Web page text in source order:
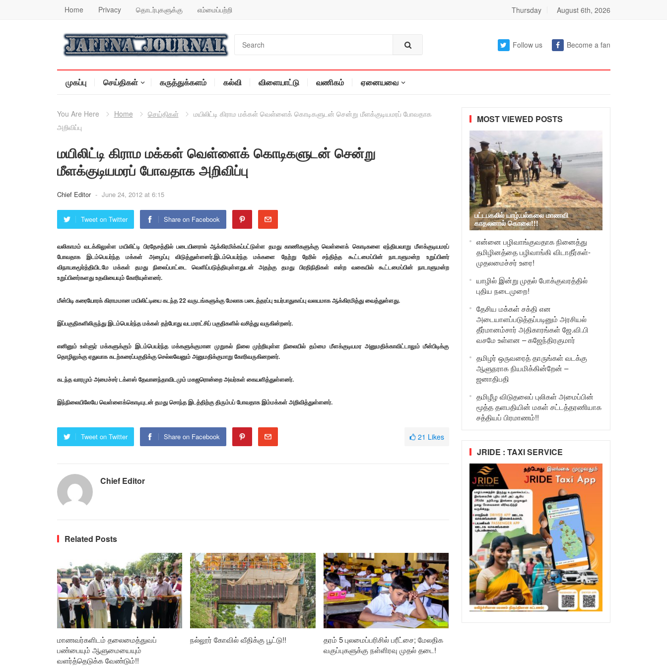
Home Privacy தொடர்புகளுக்கு எம்மைப்பற்றி Thursday August 6th, 2026
Follow us Become a fan
முகப்பு செய்திகள் கருத்துக்களம் கல்வி விளையாட்டு வணிகம் ஏனையவை
You Are Here Home செய்திகள்
மயிலிட்டி கிராம மக்கள் வெள்ளைக் கொடிகளுடன் சென்று மீளக்குடியமரப் போவதாக
அறிவிப்பு
மயிலிட்டி கிராம மக்கள் வெள்ளைக் கொடிகளுடன் சென்று
மீளக்குடியமரப் போவதாக அறிவிப்பு
Chief Editor - June 24, 2012 at 6:15
Tweet on Twitter Share on Facebook
வலிகாமம் வடக்கிலுள்ள மயிலிட்டி பிரதேசத்தில் படையினரால் ஆக்கிரமிக்கப்பட்டுள்ள தமது காணிகளுக்கு வெள்ளைக் கொடிகளை ஏந்தியவாறு மீளக்குடியமரப்
போவதாக இடம்பெயர்ந்த மக்கள் அழைப்பு விடுத்துள்ளனர்.இடம்பெயர்ந்த மக்களை நேற்று நேரில் சந்தித்த கூட்டமைப்பின் நாடாளுமன்ற உறுப்பினர்
விநாயகமூர்த்தியிடமே மக்கள் தமது நிலைப்பாட்டை வெளிப்படுத்தியுள்ளதுடன் அதற்கு தமது பிரதிநிதிகள் என்ற வகையில் கூட்டமைப்பின் நாடாளுமன்ற
உறுப்பினர்களது உதவியையும் கோரியுள்ளனர்.
மீன்பிடி கரையோரக் கிராமமான மயிலிட்டியை கடந்த 22 வருடங்களுக்கு மேலாக படைத்தரப்பு உயர்பாதுகாப்பு வலயமாக ஆக்கிரமித்து வைத்துள்ளது.
இப்பகுதிகளிலிருந்து இடம்பெயர்ந்த மக்கள் தற்போது வடமராட்சிப் பகுதிகளில் வசித்து வருகின்றனர்.
எனினும் உள்ளுர் மக்களுக்கும் இடம்பெயர்ந்த மக்களுக்குமான முறுகல் நிலை முற்றியுள்ள நிலையில் தம்மை மீளக்குடியமர அனுமதிக்காவிட்டாலும் மீன்பிடிக்கு
தொழிலுக்கு ஏதுவாக கடற்கரைப்பகுதிக்கு செல்லவேனும் அனுமதிக்குமாறு கோரிவருகினறனர்.
கடந்த வாரமும் அமைச்சர் டக்ளஸ் தேவானந்தாவிடமும் மகஜரொன்றை அவர்கள் கையளித்துள்ளனர்.
இந்நிலையிலேயே வெள்ளைக்கொடியுடன் தமது சொந்த இடத்திற்கு திரும்பப் போவதாக இம்மக்கள் அறிவித்துள்ளனர்.
Tweet on Twitter Share on Facebook 21 Likes
Chief Editor
Related Posts
மாணவர்களிடம் தலைமைத்துவப்
பண்பையும் ஆளுமையையும்
வளர்த்தெடுக்க வேண்டும்!!
நல்லூர் கோவில் வீதிக்கு பூட்டு!!
தரம் 5 புலமைப்பரிசில் பரீட்சை; மேலதிக
வகுப்புகளுக்கு நள்ளிரவு முதல் தடை!
MOST VIEWED POSTS
பட்டபகலில் யாழ்.பல்கலை மாணவி
காதலனால் கொலை!!!
என்னை பழிவாங்குவதாக நினைத்து
தமிழினத்தை பழிவாங்கி விடாதீர்கள்-
முதலமைச்சர் உரை!
யாழில் இன்று முதல் போக்குவரத்தில்
புதிய நடைமுறை!
தேசிய மக்கள் சக்தி என
அடையாளப்படுத்தப்படினும் அரசியல்
தீர்மானம்சார் அதிகாரங்கள் ஜே.வி.பி
வசமே உள்ளன – கஜேந்திரகுமார்
தமிழர் ஒருவரைத் தாருங்கள் வடக்கு
ஆளுநராக நியமிக்கின்றேன் –
ஜனாதிபதி
தமிழீழ விடுதலைப் புலிகள் அமைப்பின்
மூத்த தளபதியின் மகள் சட்டத்தரணியாக
சத்தியப் பிரமாணம்!!
JRIDE : TAXI SERVICE